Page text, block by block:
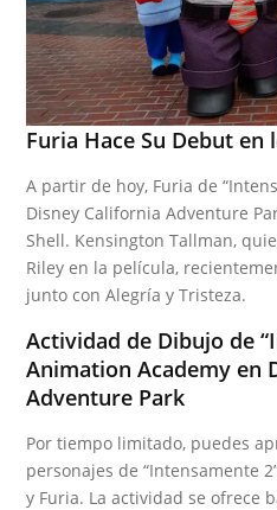
Furia Hace Su Debut en
A partir de hoy, Furia de
Disney California Adventure
Shell. Kensington Tallman,
Riley en la película,
junto con Alegría y Tristeza.
Actividad de Dibujo de
Animation Academy en
Adventure Park
Por tiempo limitado, puedes
personajes de “Intensamente
y Furia. La actividad se ofrece